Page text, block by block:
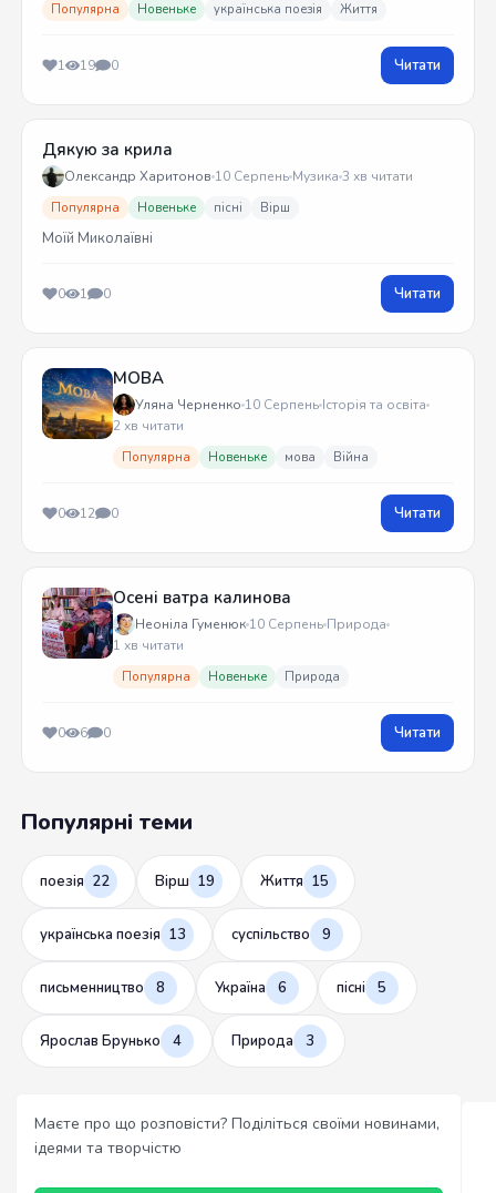
Популярна Новеньке українська поезія Життя
1 19 0 Читати
Дякую за крила
Олександр Харитонов 10 Серпень Музика 3 хв читати
Популярна Новеньке пісні Вірш
Моїй Миколаївні
0 1 0 Читати
МОВА
Уляна Черненко 10 Серпень Історія та освіта
2 хв читати
Популярна Новеньке мова Війна
0 12 0 Читати
Осені ватра калинова
Неоніла Гуменюк 10 Серпень Природа
1 хв читати
Популярна Новеньке Природа
0 6 0 Читати
Популярні теми
поезія 22 Вірш 19 Життя 15
українська поезія 13 суспільство 9
письменництво 8 Україна 6 пісні 5
Ярослав Брунько 4 Природа 3
Маєте про що розповісти? Поділіться своїми новинами,
ідеями та творчістю